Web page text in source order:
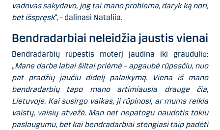
vadovas sakydavo, jog tai mano problema, daryk ką nori,
bet išspręsk“, – dalinasi Nataliia.
Bendradarbiai neleidžia jaustis vienai
Bendradarbių rūpestis moterį jaudina iki graudulio:
„Mane darbe labai šiltai priėmė – apgaubė rūpesčiu, nuo
pat pradžių jaučiu didelį palaikymą. Viena iš mano
bendradarbių tapo mano artimiausia drauge čia,
Lietuvoje. Kai susirgo vaikas, ji rūpinosi, ar mums reikia
vaistų, vaisių atvežė. Man net nepatogu naudotis tokiu
paslaugumu, bet kai bendradarbiai stengiasi taip padėti